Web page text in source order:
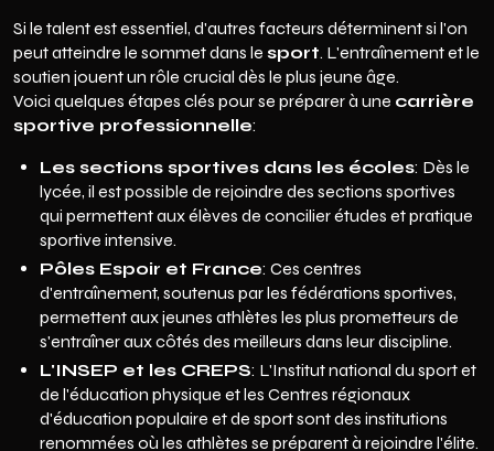
Si le talent est essentiel, d'autres facteurs déterminent si l'on
peut atteindre le sommet dans le sport. L'entraînement et le
soutien jouent un rôle crucial dès le plus jeune âge.
Voici quelques étapes clés pour se préparer à une carrière
sportive professionnelle:
Les sections sportives dans les écoles: Dès le
lycée, il est possible de rejoindre des sections sportives
qui permettent aux élèves de concilier études et pratique
sportive intensive.
Pôles Espoir et France: Ces centres
d'entraînement, soutenus par les fédérations sportives,
permettent aux jeunes athlètes les plus prometteurs de
s'entraîner aux côtés des meilleurs dans leur discipline.
L'INSEP et les CREPS: L'Institut national du sport et
de l'éducation physique et les Centres régionaux
d'éducation populaire et de sport sont des institutions
renommées où les athlètes se préparent à rejoindre l'élite.